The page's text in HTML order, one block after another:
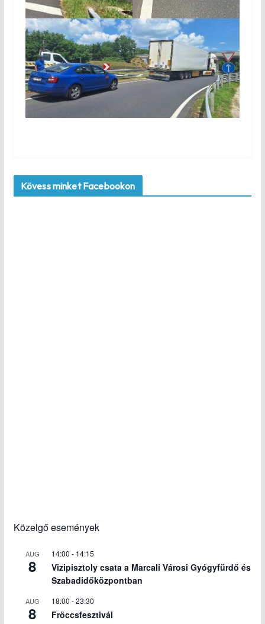
Kövess minket Facebookon
Közelgő események
AUG
8
14:00 - 14:15
Vizipisztoly csata a Marcali Városi Gyógyfürdő és
Szabadidőközpontban
AUG
8
18:00 -23:30
Fröccsfesztivál